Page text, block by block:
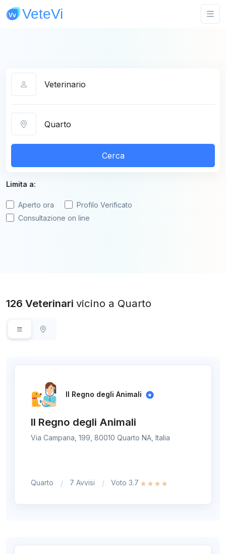
Cerca
Limita a:
Aperto ora
Profilo Verificato
Consultazione on line
126 Veterinari vicino a Quarto
Il Regno degli Animali
Il Regno degli Animali
Via Campana, 199, 80010 Quarto NA, Italia
Quarto 7 Avvisi Voto 3.7